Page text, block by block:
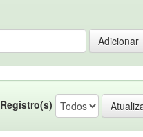
Registro(s)